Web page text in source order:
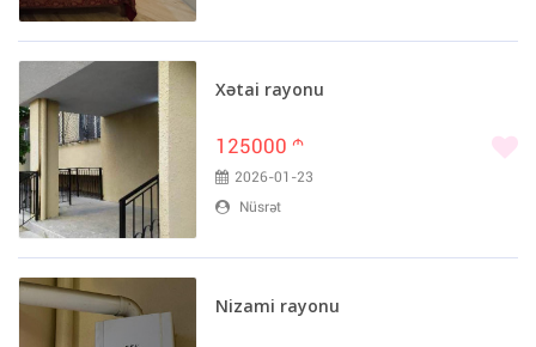
Xətai rayonu
125000 m
2026-01-23
Nüsrət
Nizami rayonu